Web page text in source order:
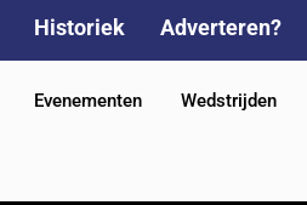
Historiek Adverteren?
Evenementen Wedstrijden